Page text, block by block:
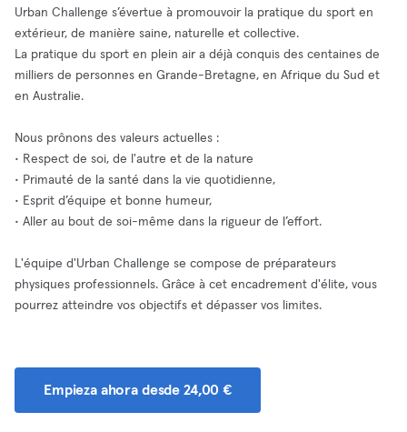
Urban Challenge s’évertue à promouvoir la pratique du sport en
extérieur, de manière saine, naturelle et collective.
La pratique du sport en plein air a déjà conquis des centaines de
milliers de personnes en Grande-Bretagne, en Afrique du Sud et
en Australie.
Nous prônons des valeurs actuelles :
• Respect de soi, de l'autre et de la nature
• Primauté de la santé dans la vie quotidienne,
• Esprit d’équipe et bonne humeur,
• Aller au bout de soi-même dans la rigueur de l’effort.
L'équipe d'Urban Challenge se compose de préparateurs
physiques professionnels. Grâce à cet encadrement d'élite, vous
pourrez atteindre vos objectifs et dépasser vos limites.
Empieza ahora desde 24,00 €